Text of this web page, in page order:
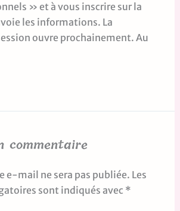
» et à vous inscrire sur la
les informations. La
ouvre prochainement. Au
commentaire
e-mail ne sera pas publiée. Les
sont indiqués avec *